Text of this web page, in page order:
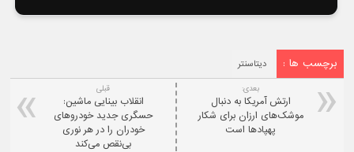
برچسب ها : دیتاسنتر
قبلی
انقلاب بینایی ماشین:
حسگری جدید خودروهای
خودران را در هر نوری
بی‌نقص می‌کند
بعدی:
ارتش آمریکا به دنبال
موشک‌های ارزان برای شکار
پهپادها است